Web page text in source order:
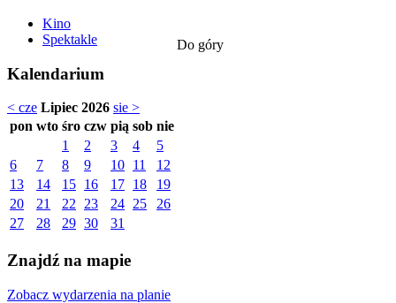
Kino
Spektakle
Kalendarium
< cze Lipiec 2026 sie >
pon wto śro czw pią sob nie
1
2 3 4
5
6
7 8 9 10 11
12
13
14 15 16 17 18
19
20
21 22 23 24 25
26
27
28 29 30 31
Znajdź na mapie
Zobacz wydarzenia na planie
Do góry